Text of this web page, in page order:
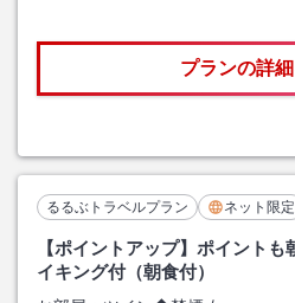
プランの詳
るるぶトラベルプラン ネット限定
【ポイントアップ】ポイント
イキング付（朝食付）